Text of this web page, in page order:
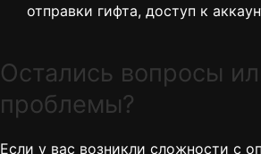
отправки гифта, доступ к
Остались вопросы
проблемы?
Если у вас возникли сложности с